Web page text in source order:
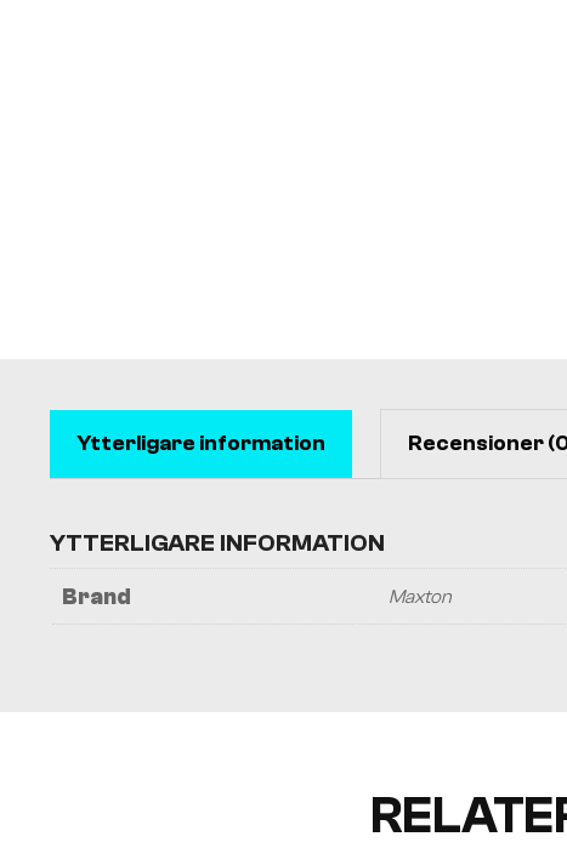
Ytterligare information Recensioner
YTTERLIGARE INFORMATION
Brand Maxton